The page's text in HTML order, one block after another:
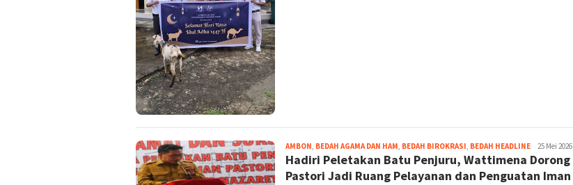
AMBON, BEDAH AGAMA DAN HAM, BEDAH BIROKRASI, BEDAH HEADLINEGrace
Pello
25 Mei 2026
Hadiri Peletakan Batu Penjuru, Wattimena Dorong
Pastori Jadi Ruang Pelayanan dan Penguatan Iman